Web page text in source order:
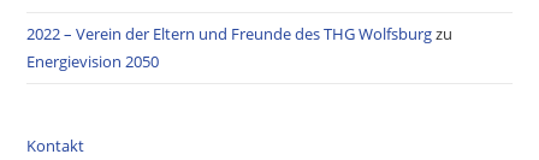
2022 – Verein der Eltern und Freunde des THG Wolfsburgzu
Energievision 2050
Kontakt